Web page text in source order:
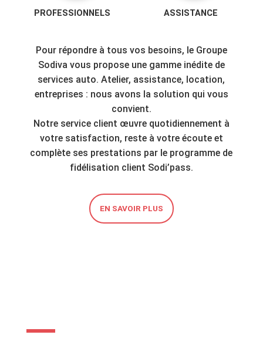
PROFESSIONNELS ASSISTANCE
Pour répondre à tous vos besoins, le Groupe
Sodiva vous propose une gamme inédite de
services auto. Atelier, assistance, location,
entreprises : nous avons la solution qui vous
convient.
Notre service client œuvre quotidiennement à
votre satisfaction, reste à votre écoute et
complète ses prestations par le programme de
fidélisation client Sodi’pass.
EN SAVOIR PLUS